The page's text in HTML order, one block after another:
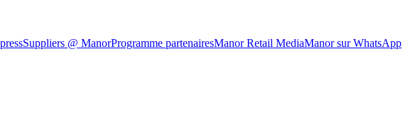
Suppliers @ ManorProgramme partenairesManor Retail MediaManor sur WhatsApp